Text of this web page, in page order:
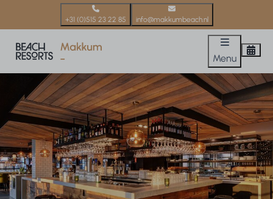
+31 (0)515 23 22 85 info@makkumbeach.nl
Menu